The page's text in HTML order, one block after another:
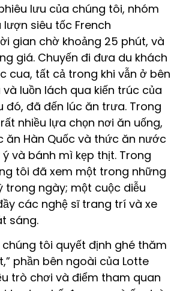
lưu của chúng tôi, nhóm
siêu tốc French
gian chờ khoảng 25 phút, và
giá. Chuyến đi đưa du khách
cua, tất cả trong khi vẫn ở bên
luồn lách qua kiến trúc của
đó, đã đến lúc ăn trưa. Trong
nhiều lựa chọn nơi ăn uống,
ăn Hàn Quốc và thức ăn nước
và bánh mì kẹp thịt. Trong
tôi đã xem một trong những
trong ngày; một cuộc diễu
các nghệ sĩ trang trí và xe
sáng.
tôi quyết định ghé thăm
phần bên ngoài của Lotte
trò chơi và điểm tham quan